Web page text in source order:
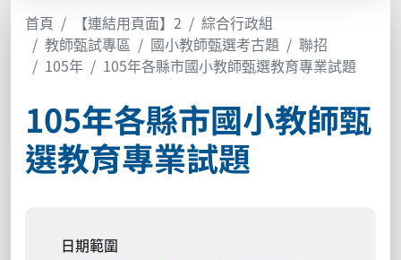
首頁 【連結用頁面】2
綜合行政組
教師甄試專區
國小教師甄選考古題
聯招
105年
105年各縣市國小教師甄選教育專業試題
105年各縣市國小教師甄
選教育專業試題
日期範圍